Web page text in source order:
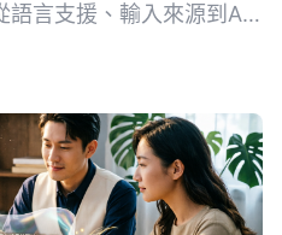
言支援、輸入來源到AI